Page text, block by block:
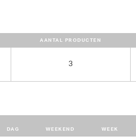
AANTAL PRODUCTEN
3
DAG WEEKEND WEEK